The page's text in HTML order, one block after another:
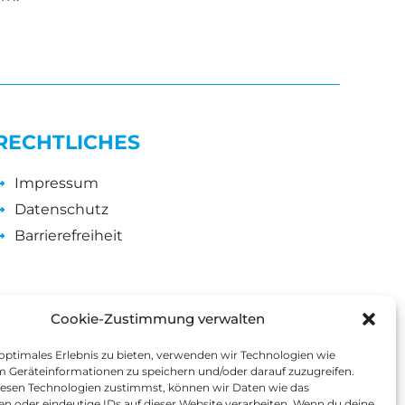
Cookie-Zustimmung verwalten
Erlebnis zu bieten, verwenden wir Technologien wie
Geräteinformationen zu speichern und/oder darauf zuzugreifen.
Technologien zustimmst, können wir Daten wie das
Impressum
Datenschutz
Barrierefreiheit